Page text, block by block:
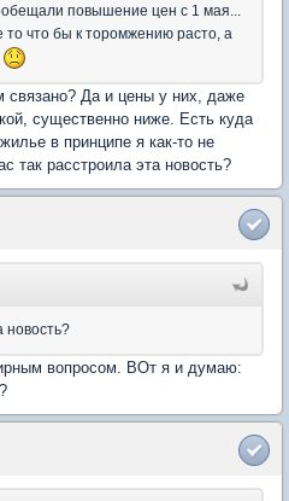
повышение цен с 1 мая...
что бы к торомжению расто, а
связано? Да и цены у них, даже
существенно ниже. Есть куда
в принципе я как-то не
так расстроила эта новость?
новость?
вопросом. ВОт я и думаю: